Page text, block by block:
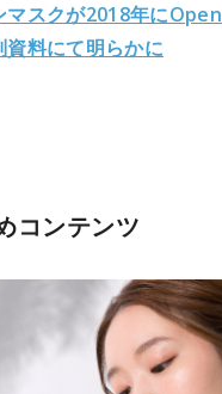
マスクが2018年に
資料にて明らかに
コンテンツ